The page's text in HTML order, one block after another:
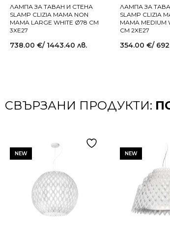
ЛАМПА ЗА ТАВАН И СТЕНА
SLAMP CLIZIA MAMA NON
MAMA LARGE WHITE Ø78 СМ
3XE27
738.00 €/ 1443.40 лв.
ЛАМПА ЗА
SLAMP CLIZIA
MAMA MEDIUM
СМ 2XE27
354.00 €/
СВЪРЗАНИ ПРОДУКТИ:
NEW NEW